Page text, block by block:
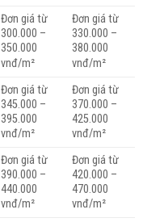
Đơn giá từ
300.000 –
350.000
vnđ/m²
Đơn giá từ
330.000 –
380.000
vnđ/m²
Đơn giá từ
345.000 –
395.000
vnđ/m²
Đơn giá từ
370.000 –
425.000
vnđ/m²
Đơn giá từ
390.000 –
440.000
vnđ/m²
Đơn giá từ
420.000 –
470.000
vnđ/m²